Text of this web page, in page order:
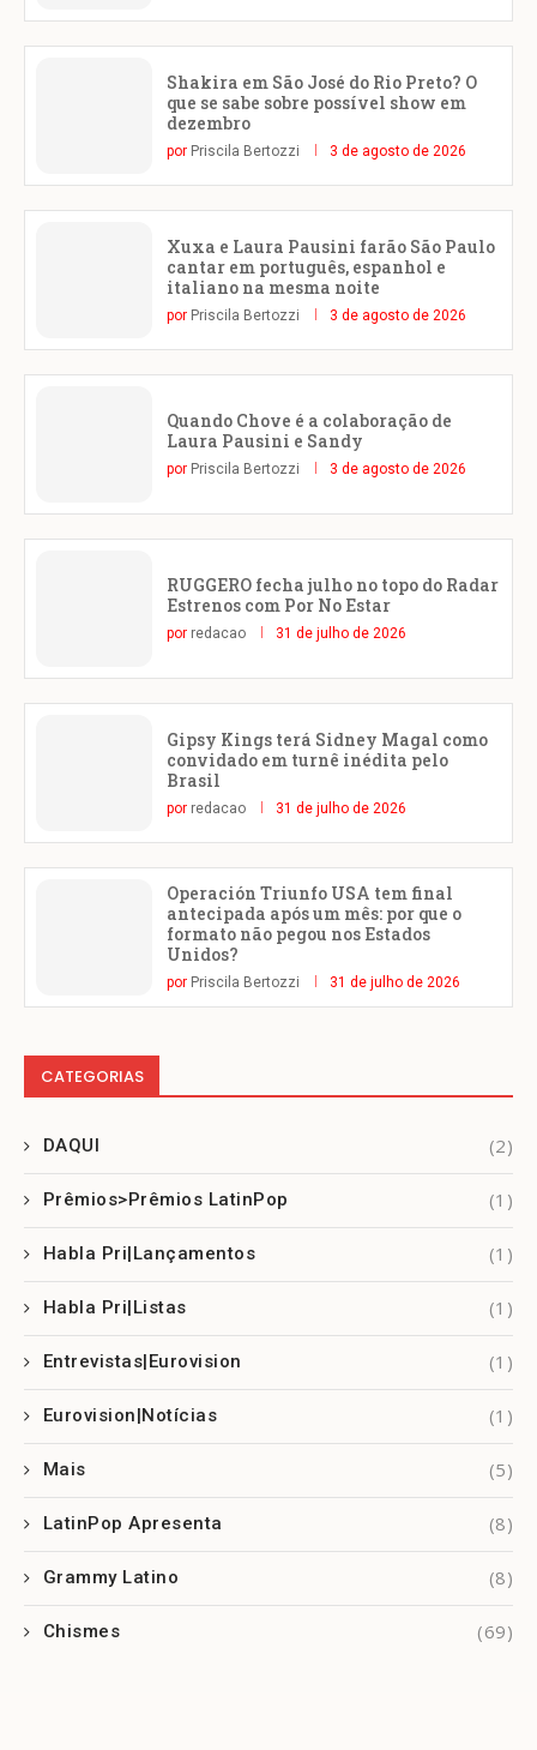
Shakira em São José do Rio Preto? O
que se sabe sobre possível show em
dezembro
por Priscila Bertozzi 3 de agosto de 2026
Xuxa e Laura Pausini farão São Paulo
cantar em português, espanhol e
italiano na mesma noite
por Priscila Bertozzi 3 de agosto de 2026
Quando Chove é a colaboração de
Laura Pausini e Sandy
por Priscila Bertozzi 3 de agosto de 2026
RUGGERO fecha julho no topo do Radar
Estrenos com Por No Estar
por redacao 31 de julho de 2026
Gipsy Kings terá Sidney Magal como
convidado em turnê inédita pelo
Brasil
por redacao 31 de julho de 2026
Operación Triunfo USA tem final
antecipada após um mês: por que o
formato não pegou nos Estados
Unidos?
por Priscila Bertozzi 31 de julho de 2026
CATEGORIAS
DAQUI (2)
Prêmios>Prêmios LatinPop (1)
Habla Pri|Lançamentos (1)
Habla Pri|Listas (1)
Entrevistas|Eurovision (1)
Eurovision|Notícias (1)
Mais (5)
LatinPop Apresenta (8)
Grammy Latino (8)
Chismes (69)